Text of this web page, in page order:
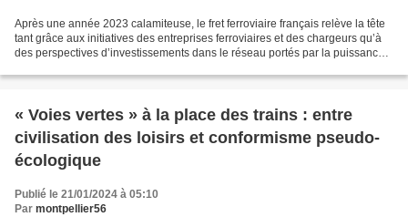
Après une année 2023 calamiteuse, le fret ferroviaire français relève la tête
tant grâce aux initiatives des entreprises ferroviaires et des chargeurs qu’à
des perspectives d’investissements dans le réseau portés par la puissance
« Voies vertes » à la place des trains : entre
civilisation des loisirs et conformisme pseudo-
écologique
Publié le 21/01/2024 à 05:10
Par montpellier56